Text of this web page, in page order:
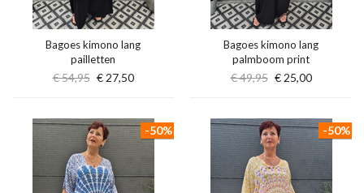
Bagoes kimono lang
pailletten
€ 54,95 € 27,50
Bagoes kimono lang
palmboom print
€ 49,95 € 25,00
-50% -50%